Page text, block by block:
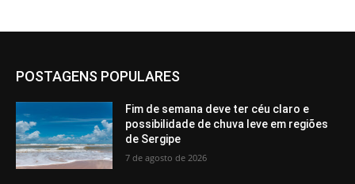
POSTAGENS POPULARES
Fim de semana deve ter céu claro e
possibilidade de chuva leve em regiões
de Sergipe
7 de agosto de 2026